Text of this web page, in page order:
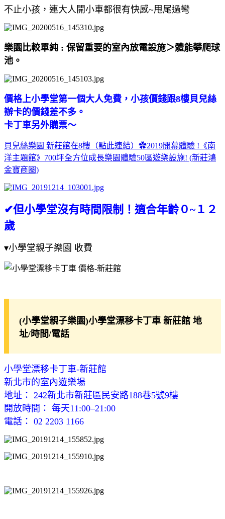
不止小孩，連大人開小車都很有快感~甩尾過彎
樂園比較單純 : 保留重要的室內放電設施＞體能攀爬球
池。
價格上小學堂第一個大人免費，小孩價錢跟8樓貝兒絲
辦卡的價錢差不多。
卡丁車另外購票～
貝兒絲樂園 新莊館在8樓（點此連結）✿2019開幕體驗 !《南
洋主題館》700坪全方位成長樂園體驗50區遊樂設施! (新莊鴻
金寶商圈)
✔但小學堂沒有時間限制！適合年齡０~１２
歲
▾小學堂親子樂園 收費
(小學堂親子樂園)小學堂漂移卡丁車 新莊館 地
址/時間/電話
小學堂漂移卡丁車-新莊館
新北市的室內遊樂場
地址： 242新北市新莊區民安路188巷5號9樓
開放時間： 每天11:00–21:00
電話： 02 2203 1166